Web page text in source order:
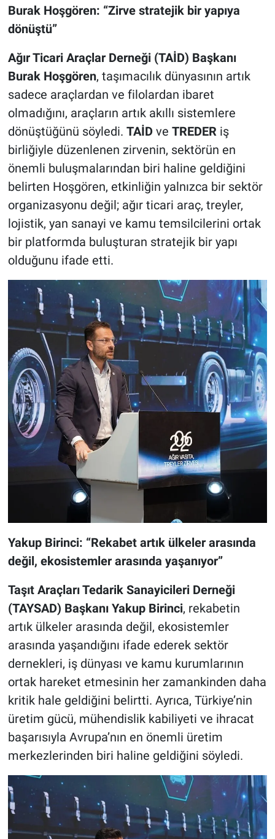
Burak Hoşgören: “Zirve stratejik bir yapıya
dönüştü”
Ağır Ticari Araçlar Derneği (TAİD) Başkanı
Burak Hoşgören, taşımacılık dünyasının artık
sadece araçlardan ve filolardan ibaret
olmadığını, araçların artık akıllı sistemlere
dönüştüğünü söyledi. TAİDve TREDERiş
birliğiyle düzenlenen zirvenin, sektörün en
önemli buluşmalarından biri haline geldiğini
belirten Hoşgören, etkinliğin yalnızca bir sektör
organizasyonu değil; ağır ticari araç, treyler,
lojistik, yan sanayi ve kamu temsilcilerini ortak
bir platformda buluşturan stratejik bir yapı
olduğunu ifade etti.
Yakup Birinci: “Rekabet artık ülkeler arasında
değil, ekosistemler arasında yaşanıyor”
Taşıt Araçları Tedarik Sanayicileri Derneği
(TAYSAD) Başkanı Yakup Birinci, rekabetin
artık ülkeler arasında değil, ekosistemler
arasında yaşandığını ifade ederek sektör
dernekleri, iş dünyası ve kamu kurumlarının
ortak hareket etmesinin her zamankinden daha
kritik hale geldiğini belirtti. Ayrıca, Türkiye’nin
üretim gücü, mühendislik kabiliyeti ve ihracat
başarısıyla Avrupa’nın en önemli üretim
merkezlerinden biri haline geldiğini söyledi.